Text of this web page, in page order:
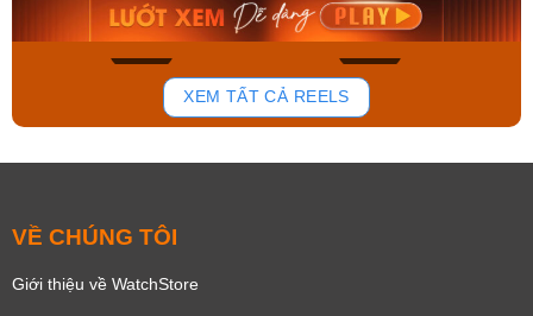
133
Mua ngay Mua ngay
XEM TẤT CẢ REELS
VỀ CHÚNG TÔI
Giới thiệu về WatchStore